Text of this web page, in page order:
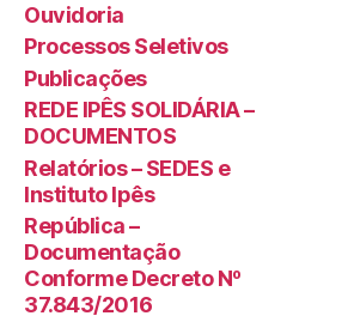
Ouvidoria
Processos Seletivos
Publicações
REDE IPÊS SOLIDÁRIA –
DOCUMENTOS
Relatórios – SEDES e
Instituto Ipês
República –
Documentação
Conforme Decreto Nº
37.843/2016